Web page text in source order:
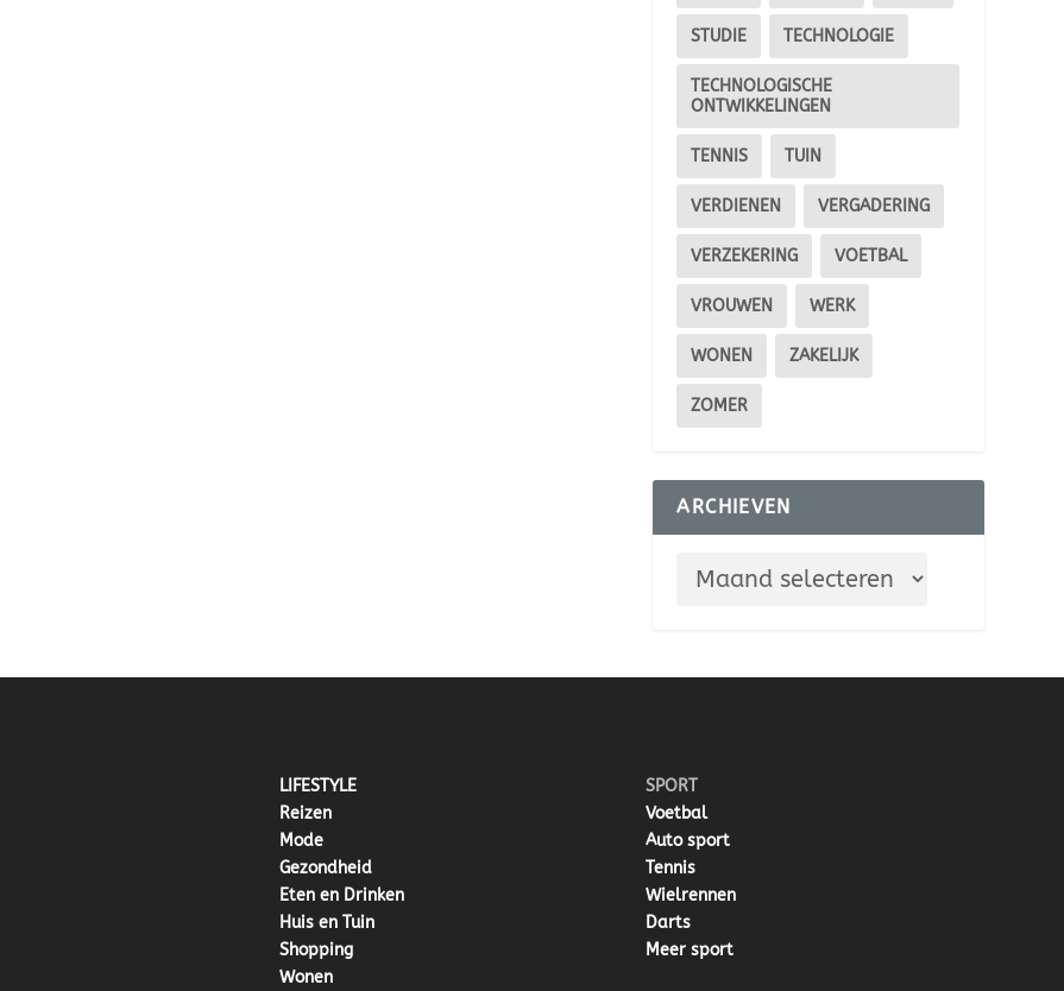
STUDIE TECHNOLOGIE
TECHNOLOGISCHE
ONTWIKKELINGEN
TENNIS TUIN
VERDIENEN VERGADERING
VERZEKERING VOETBAL
VROUWEN WERK
WONEN ZAKELIJK
ZOMER
ARCHIEVEN
LIFESTYLE
Reizen
Mode
Gezondheid
Eten en Drinken
Huis en Tuin
Shopping
Wonen
SPORT
Voetbal
Auto sport
Tennis
Wielrennen
Darts
Meer sport